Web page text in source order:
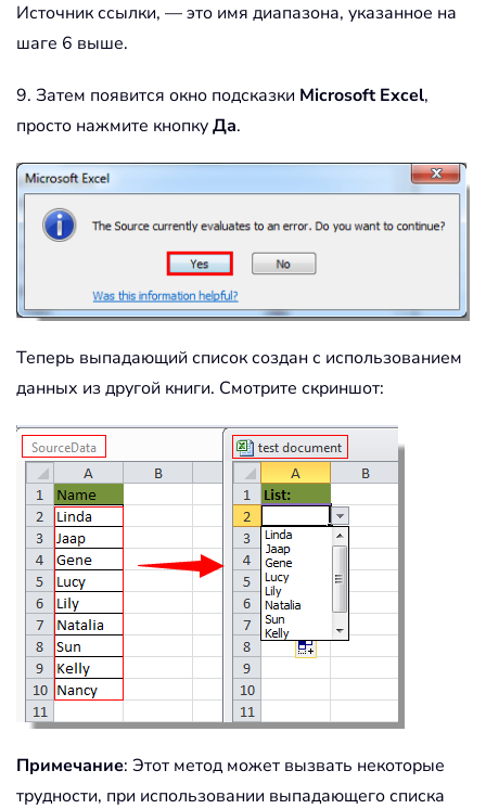
Источник ссылки, — это имя диапазона, указанное на
шаге 6 выше.
9. Затем появится окно подсказки Microsoft Excel,
просто нажмите кнопкуДа.
Теперь выпадающий список создан с использованием
данных из другой книги. Смотрите скриншот:
Примечание: Этот метод может вызвать некоторые
трудности, при использовании выпадающего списка